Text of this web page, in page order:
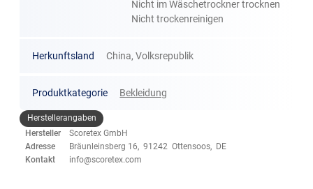
Nicht im Wäschetrockner trocknen
Nicht trockenreinigen
Herkunftsland China, Volksrepublik
Produktkategorie Bekleidung
Herstellerangaben
Hersteller
Scoretex GmbH
Adresse
Bräunleinsberg 16, 91242 Ottensoos, DE
Kontakt
info@scoretex.com